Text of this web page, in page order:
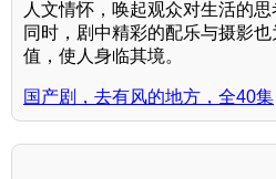
人文情怀，唤起观众对生活的思
同时，剧中精彩的配乐与摄影
值，使人身临其境。
国产剧，去有风的地方，全40集